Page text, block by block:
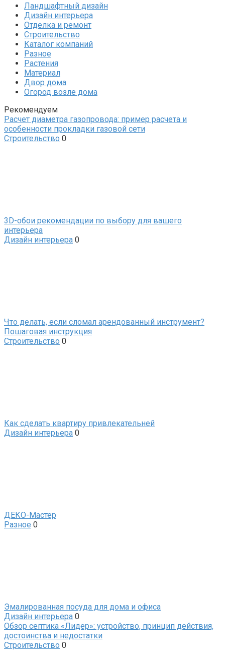
Ландшафтный дизайн
Дизайн интерьера
Отделка и ремонт
Строительство
Каталог компаний
Разное
Растения
Материал
Двор дома
Огород возле дома
Рекомендуем
Расчет диаметра газопровода: пример расчета и
особенности прокладки газовой сети
Строительство 0
3D-обои рекомендации по выбору для вашего
интерьера
Дизайн интерьера 0
Что делать, если сломал арендованный инструмент?
Пошаговая инструкция
Строительство 0
Как сделать квартиру привлекательней
Дизайн интерьера 0
ДЕКО-Мастер
Разное 0
Эмалированная посуда для дома и офиса
Дизайн интерьера 0
Обзор септика «Лидер»: устройство, принцип действия,
достоинства и недостатки
Строительство 0